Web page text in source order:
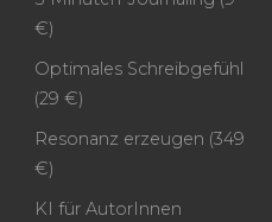
€)
Optimales Schreibgefühl
(29 €)
Resonanz erzeugen (349
€)
KI für AutorInnen